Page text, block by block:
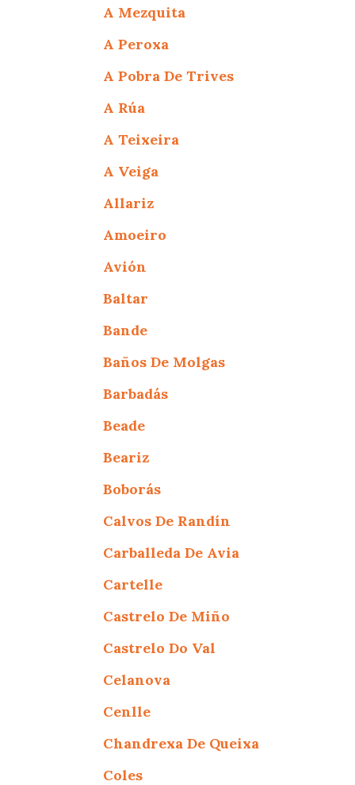
A Mezquita
A Peroxa
A Pobra De Trives
A Rúa
A Teixeira
A Veiga
Allariz
Amoeiro
Avión
Baltar
Bande
Baños De Molgas
Barbadás
Beade
Beariz
Boborás
Calvos De Randín
Carballeda De Avia
Cartelle
Castrelo De Miño
Castrelo Do Val
Celanova
Cenlle
Chandrexa De Queixa
Coles